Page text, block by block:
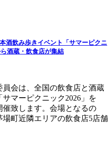
酒飲み歩きイベント「サマーピクニ
酒蔵・飲食店が集結
会は、全国の飲⾷店と酒蔵
マーピクニック2026」を
催致します。会場となるの
町近隣エリアの飲食店5店舗